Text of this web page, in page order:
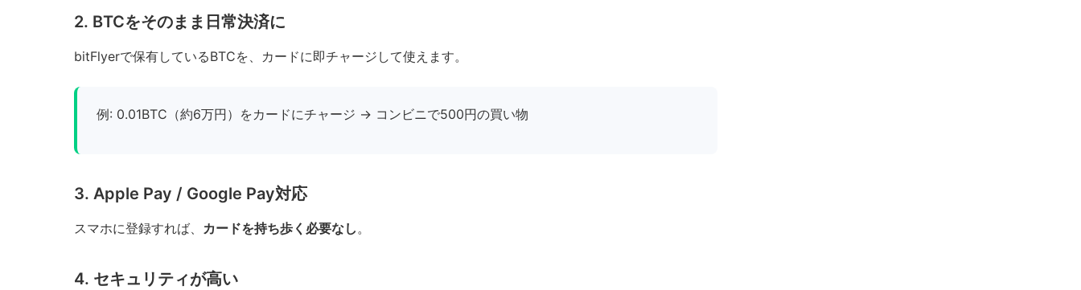
2. BTCをそのまま日常決済に
bitFlyerで保有しているBTCを、カードに即チャージして使えます。
例: 0.01BTC（約6万円）をカードにチャージ → コンビニで500円の買い物
3. Apple Pay / Google Pay対応
スマホに登録すれば、 カードを持ち歩く必要なし 。
4. セキュリティが高い